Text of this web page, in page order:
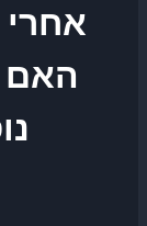
האם